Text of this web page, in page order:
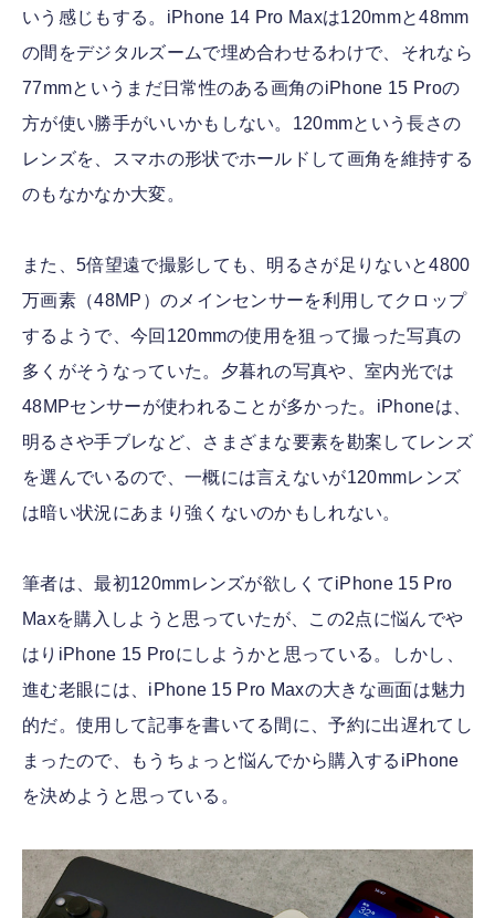
いう感じもする。iPhone 14 Pro Maxは120mmと48mm
の間をデジタルズームで埋め合わせるわけで、それなら
77mmというまだ日常性のある画角のiPhone 15 Proの
方が使い勝手がいいかもしない。120mmという長さの
レンズを、スマホの形状でホールドして画角を維持する
のもなかなか大変。
また、5倍望遠で撮影しても、明るさが足りないと4800
万画素（48MP）のメインセンサーを利用してクロップ
するようで、今回120mmの使用を狙って撮った写真の
多くがそうなっていた。夕暮れの写真や、室内光では
48MPセンサーが使われることが多かった。iPhoneは、
明るさや手ブレなど、さまざまな要素を勘案してレンズ
を選んでいるので、一概には言えないが120mmレンズ
は暗い状況にあまり強くないのかもしれない。
筆者は、最初120mmレンズが欲しくてiPhone 15 Pro
Maxを購入しようと思っていたが、この2点に悩んでや
はりiPhone 15 Proにしようかと思っている。しかし、
進む老眼には、iPhone 15 Pro Maxの大きな画面は魅力
的だ。使用して記事を書いてる間に、予約に出遅れてし
まったので、もうちょっと悩んでから購入するiPhone
を決めようと思っている。